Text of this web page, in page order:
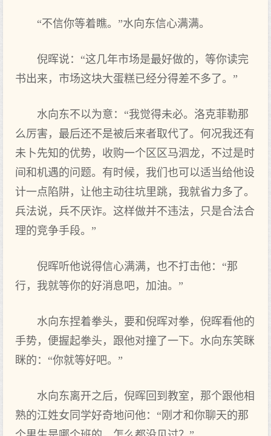
“不信你等着瞧。”水向东信心满满。
倪晖说：“这几年市场是最好做的，等你读完
书出来，市场这块大蛋糕已经分得差不多了。”
水向东不以为意：“我觉得未必。洛克菲勒那
么厉害，最后还不是被后来者取代了。何况我还有
未卜先知的优势，收购一个区区马泗龙，不过是时
间和机遇的问题。有时候，我们也可以适当给他设
计一点陷阱，让他主动往坑里跳，我就省力多了。
兵法说，兵不厌诈。这样做并不违法，只是合法合
理的竞争手段。”
倪晖听他说得信心满满，也不打击他：“那
行，我就等你的好消息吧，加油。”
水向东捏着拳头，要和倪晖对拳，倪晖看他的
手势，便握起拳头，跟他对撞了一下。水向东笑眯
眯的：“你就等好吧。”
水向东离开之后，倪晖回到教室，那个跟他相
熟的江姓女同学好奇地问他：“刚才和你聊天的那